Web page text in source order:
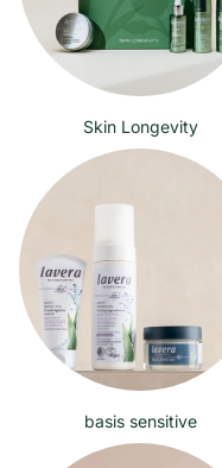
Skin Longevity
basis sensitive